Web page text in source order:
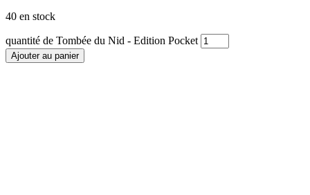
40 en stock
quantité de Tombée du Nid - Edition Pocket
Ajouter au panier